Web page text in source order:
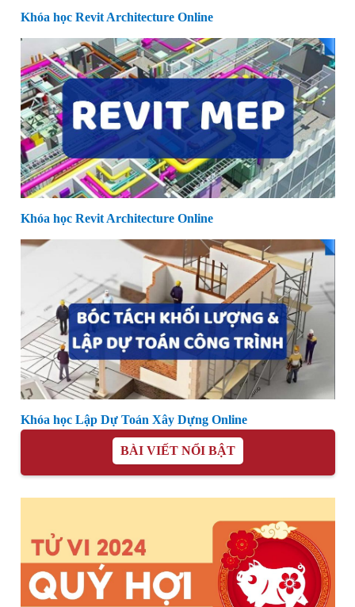
Khóa học Revit Architecture Online
Khóa học Revit Architecture Online
Khóa học Lập Dự Toán Xây Dựng Online
BÀI VIẾT NỔI BẬT